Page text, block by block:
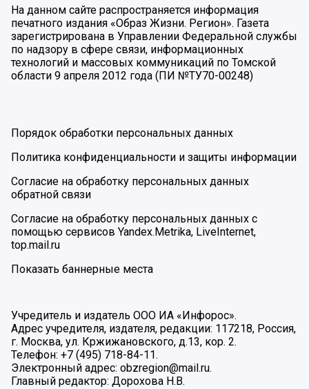
На данном сайте распространяется информация
печатного издания «Образ Жизни. Регион». Газета
зарегистрирована в Управлении Федеральной службы
по надзору в сфере связи, информационных
технологий и массовых коммуникаций по Томской
области 9 апреля 2012 года (ПИ №ТУ70-00248)
Порядок обработки персональных данных
Политика конфиденциальности и защиты информации
Согласие на обработку персональных данных
обратной связи
Согласие на обработку персональных данных с
помощью сервисов Yandex.Metrika, LiveInternet,
top.mail.ru
Показать баннерные места
Учредитель и издатель ООО ИА «Инфорос».
Адрес учредителя, издателя, редакции: 117218, Россия,
г. Москва, ул. Кржижановского, д.13, кор. 2.
Телефон: +7 (495) 718-84-11.
Электронный адрес: obzregion@mail.ru.
Главный редактор: Дорохова Н.В.